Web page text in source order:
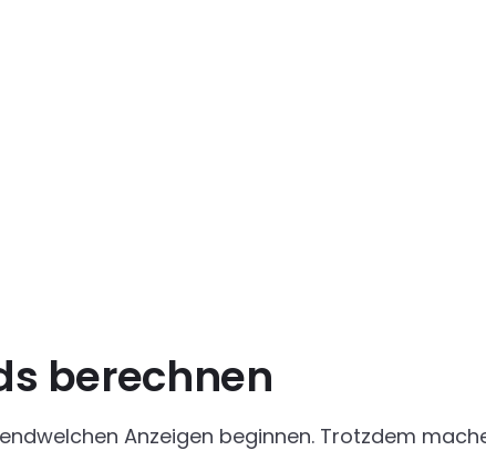
berechnen
Anzeigen beginnen. Trotzdem